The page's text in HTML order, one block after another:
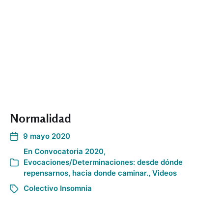
Normalidad
9 mayo 2020
En Convocatoria 2020,
Evocaciones/Determinaciones: desde dónde
repensarnos, hacia donde caminar., Videos
Colectivo Insomnia